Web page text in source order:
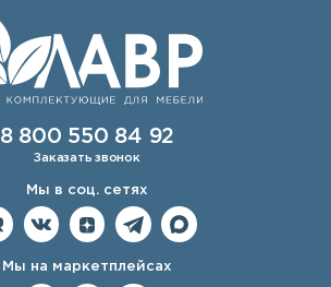
8 800 550 84 92
Заказать звонок
Мы в соц. сетях
Мы на маркетплейсах